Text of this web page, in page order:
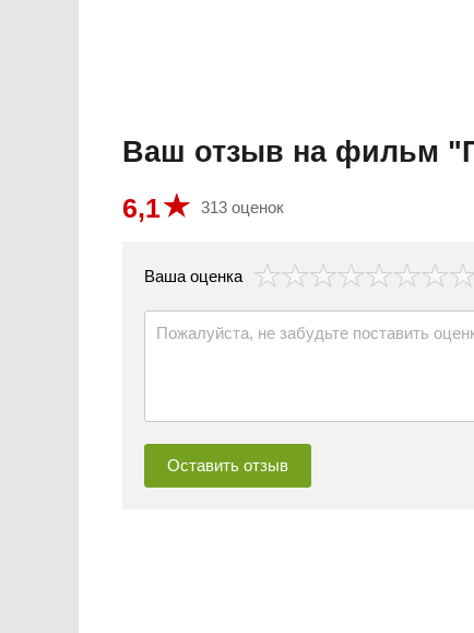
Ваш отзыв на фильм
6,1 313 оценок
Ваша оценка